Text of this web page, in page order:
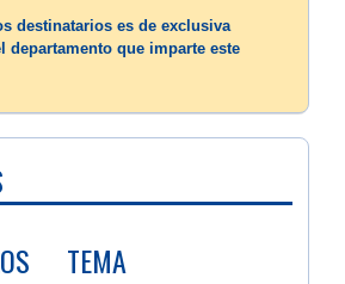
destinatarios es de exclusiva
departamento que imparte este
TEMA